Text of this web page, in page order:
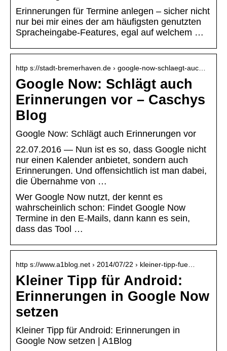
Erinnerungen für Termine anlegen – sicher nicht
nur bei mir eines der am häufigsten genutzten
Spracheingabe-Features, egal auf welchem …
http s://stadt-bremerhaven.de › google-now-schlaegt-auc…
Google Now: Schlägt auch
Erinnerungen vor – Caschys
Blog
Google Now: Schlägt auch Erinnerungen vor
22.07.2016 — Nun ist es so, dass Google nicht
nur einen Kalender anbietet, sondern auch
Erinnerungen. Und offensichtlich ist man dabei,
die Übernahme von …
Wer Google Now nutzt, der kennt es
wahrscheinlich schon: Findet Google Now
Termine in den E-Mails, dann kann es sein,
dass das Tool …
http s://www.a1blog.net › 2014/07/22 › kleiner-tipp-fue…
Kleiner Tipp für Android:
Erinnerungen in Google Now
setzen
Kleiner Tipp für Android: Erinnerungen in
Google Now setzen | A1Blog